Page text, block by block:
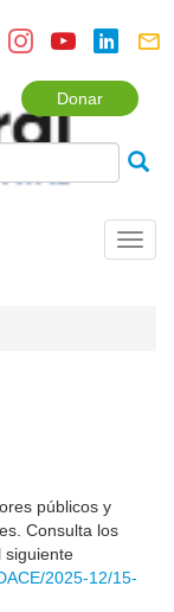
Donar
públicos y
Consulta los
siguiente
2025-12/15-